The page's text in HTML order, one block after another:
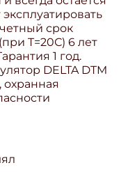
срок
T=20С) 6 лет
1 год.
DELTA DTM
охранная